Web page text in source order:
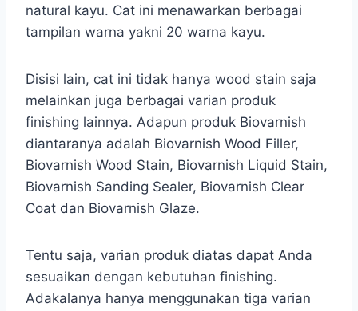
natural kayu. Cat ini menawarkan berbagai
tampilan warna yakni 20 warna kayu.
Disisi lain, cat ini tidak hanya wood stain saja
melainkan juga berbagai varian produk
finishing lainnya. Adapun produk Biovarnish
diantaranya adalah Biovarnish Wood Filler,
Biovarnish Wood Stain, Biovarnish Liquid Stain,
Biovarnish Sanding Sealer, Biovarnish Clear
Coat dan Biovarnish Glaze.
Tentu saja, varian produk diatas dapat Anda
sesuaikan dengan kebutuhan finishing.
Adakalanya hanya menggunakan tiga varian